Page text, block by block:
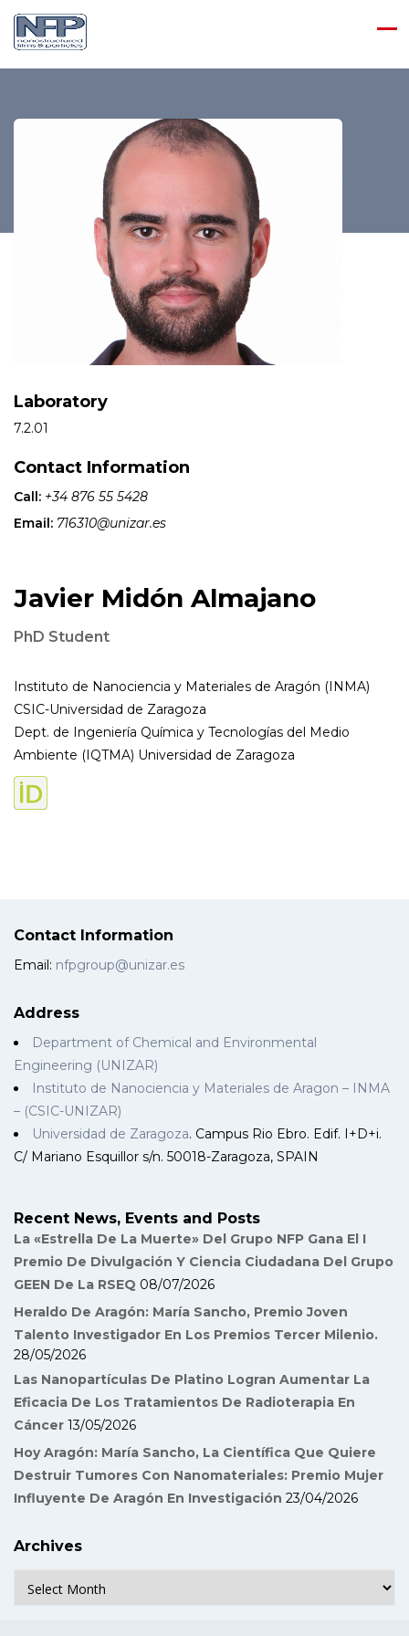
Laboratory
7.2.01
Contact Information
Call: +34 876 55 5428
Email: 716310@unizar.es
Javier Midón Almajano
PhD Student
Instituto de Nanociencia y Materiales de Aragón (INMA)
CSIC-Universidad de Zaragoza
Dept. de Ingeniería Química y Tecnologías del Medio
Ambiente (IQTMA) Universidad de Zaragoza
Contact Information
Email: nfpgroup@unizar.es
Address
Department of Chemical and Environmental
Engineering (UNIZAR)
Instituto de Nanociencia y Materiales de Aragon – INMA
– (CSIC-UNIZAR)
Universidad de Zaragoza. Campus Rio Ebro. Edif. I+D+i.
C/ Mariano Esquillor s/n. 50018-Zaragoza, SPAIN
Recent News, Events and Posts
La «Estrella De La Muerte» Del Grupo NFP Gana El I
Premio De Divulgación Y Ciencia Ciudadana Del Grupo
GEEN De La RSEQ 08/07/2026
Heraldo De Aragón: María Sancho, Premio Joven
Talento Investigador En Los Premios Tercer Milenio.
28/05/2026
Las Nanopartículas De Platino Logran Aumentar La
Eficacia De Los Tratamientos De Radioterapia En
Cáncer 13/05/2026
Hoy Aragón: María Sancho, La Científica Que Quiere
Destruir Tumores Con Nanomateriales: Premio Mujer
Influyente De Aragón En Investigación 23/04/2026
Archives